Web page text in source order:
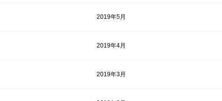
2019年5月
2019年4月
2019年3月